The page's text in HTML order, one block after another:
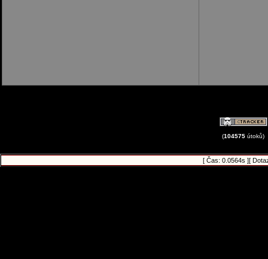
(104575 útoků)
[ Čas: 0.0564s ][